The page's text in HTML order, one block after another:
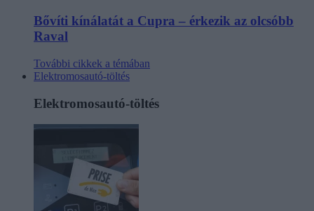
Bővíti kínálatát a Cupra – érkezik az olcsóbb
Raval
További cikkek a témában
Elektromosautó-töltés
Elektromosautó-töltés